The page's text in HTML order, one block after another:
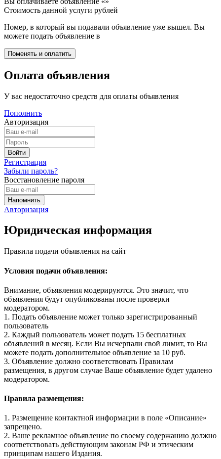
Стоимость данной услуги рублей
Номер, в который вы подавали объявление уже вышел. Вы
можете подать объявление в
Оплата объявления
У вас недостаточно средств для оплаты объявления
Пополнить
Авторизация
Регистрация
Забыли пароль?
Восстановление пароля
Авторизация
Юридическая информация
Правила подачи объявления на сайт
Условия подачи объявления:
Внимание, объявления модерируются. Это значит, что
объявления будут опубликованы после проверки
модератором.
1. Подать объявление может только зарегистрированный
пользователь
2. Каждый пользователь может подать 15 бесплатных
объявлений в месяц. Если Вы исчерпали свой лимит, то Вы
можете подать дополнительное объявление за 10 руб.
3. Объявление должно соответствовать Правилам
размещения, в другом случае Ваше объявление будет удалено
модератором.
Правила размещения:
1. Размещение контактной информации в поле «Описание»
запрещено.
2. Ваше рекламное объявление по своему содержанию должно
соответствовать действующим законам РФ и этическим
принципам нашего Издания.